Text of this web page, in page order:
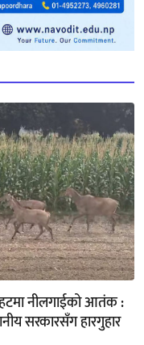
नीलगाईको आतंक :
सरकारसँग हारगुहार